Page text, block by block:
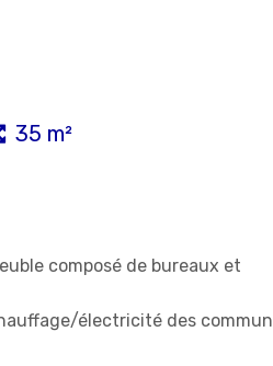
35 m²
composé de bureaux et
électricité des